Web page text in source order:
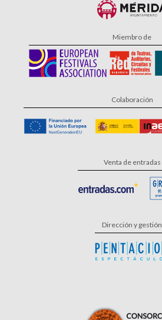
Miembro de
Colaboración
Venta de entradas
Dirección y gestión